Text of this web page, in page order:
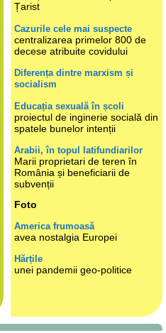
Țarist
Cazurile cele mai suspecte
centralizarea primelor 800 de
decese atribuite covidului
Diferența dintre marxism și
socialism
Educația sexuală în școli
proiectul de inginerie socială din
spatele bunelor intenții
Arabii, în topul latifundiarilor
Marii proprietari de teren în
România și beneficiarii de
subvenții
Foto
America frumoasă
avea nostalgia Europei
Hărțile
unei pandemii geo-politice